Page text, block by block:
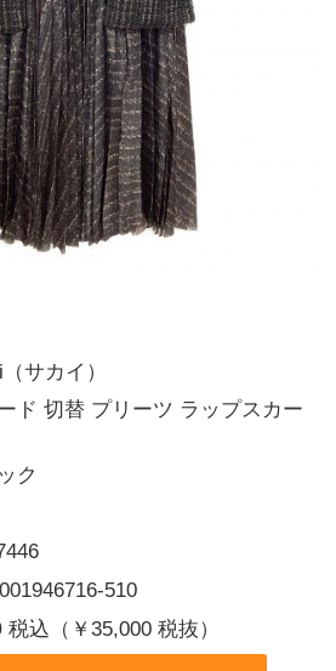
サカイ）
切替 プリーツ ラップスカー
ク
510
税込（￥35,000 税抜）